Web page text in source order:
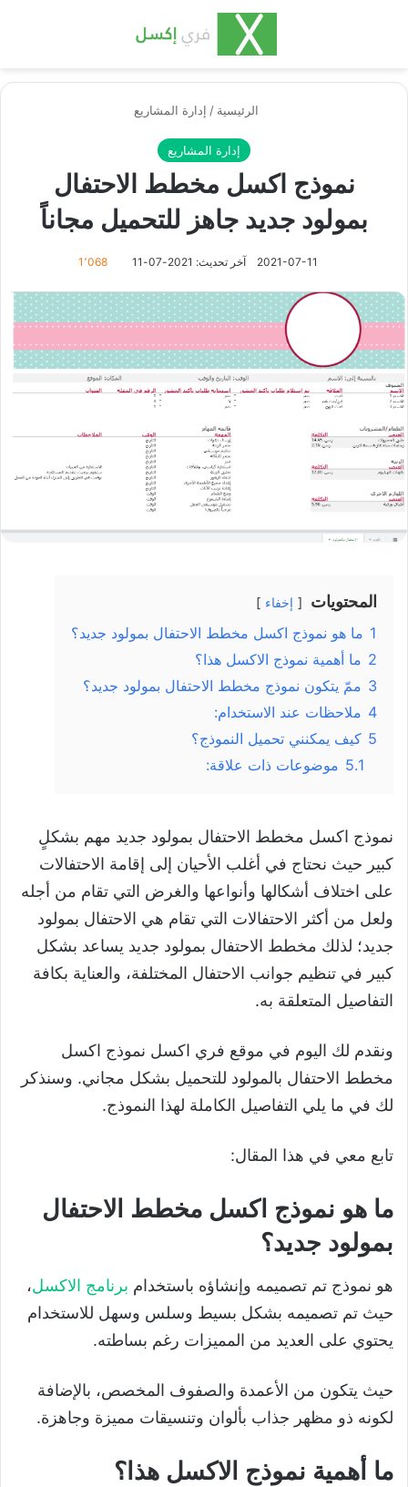
الرئيسية / إدارة المشاريع
إدارة المشاريع
نموذج اكسل مخطط الاحتفال
بمولود جديد جاهز للتحميل مجاناً
2021-07-11 آخر تحديث: 2021-07-11 1٬068
المحتويات إخفاء
1 ما هو نموذج اكسل مخطط الاحتفال بمولود جديد؟
2 ما أهمية نموذج الاكسل هذا؟
3 ممّ يتكون نموذج مخطط الاحتفال بمولود جديد؟
4 ملاحظات عند الاستخدام:
5 كيف يمكنني تحميل النموذج؟
5.1 موضوعات ذات علاقة:
نموذج اكسل مخطط الاحتفال بمولود جديد مهم بشكلٍ
كبير حيث نحتاج في أغلب الأحيان إلى إقامة الاحتفالات
على اختلاف أشكالها وأنواعها والغرض التي تقام من أجله
ولعل من أكثر الاحتفالات التي تقام هي الاحتفال بمولود
جديد؛ لذلك مخطط الاحتفال بمولود جديد يساعد بشكل
كبير في تنظيم جوانب الاحتفال المختلفة، والعناية بكافة
التفاصيل المتعلقة به.
ونقدم لك اليوم في موقع فري اكسل نموذج اكسل
مخطط الاحتفال بالمولود للتحميل بشكل مجاني. وسنذكر
لك في ما يلي التفاصيل الكاملة لهذا النموذج.
تابع معي في هذا المقال:
ما هو نموذج اكسل مخطط الاحتفال
بمولود جديد؟
هو نموذج تم تصميمه وإنشاؤه باستخدام برنامج الاكسل،
حيث تم تصميمه بشكل بسيط وسلس وسهل للاستخدام
يحتوي على العديد من المميزات رغم بساطته.
حيث يتكون من الأعمدة والصفوف المخصص، بالإضافة
لكونه ذو مظهر جذاب بألوان وتنسيقات مميزة وجاهزة.
ما أهمية نموذج الاكسل هذا؟